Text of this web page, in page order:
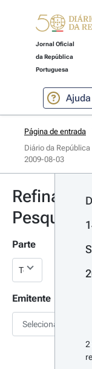
Jornal Oficial
da República
Portuguesa
Ajuda
Página de entrada
Diário da
2009-08-03
Refinar
Pesquisa
Parte
Emitente
Selecionar
2